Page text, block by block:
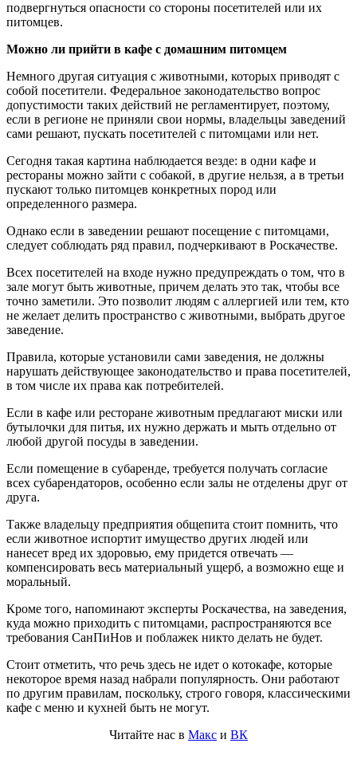
подвергнуться опасности со стороны посетителей или их
питомцев.
Можно ли прийти в кафе с домашним питомцем
Немного другая ситуация с животными, которых приводят с
собой посетители. Федеральное законодательство вопрос
допустимости таких действий не регламентирует, поэтому,
если в регионе не приняли свои нормы, владельцы заведений
сами решают, пускать посетителей с питомцами или нет.
Сегодня такая картина наблюдается везде: в одни кафе и
рестораны можно зайти с собакой, в другие нельзя, а в третьи
пускают только питомцев конкретных пород или
определенного размера.
Однако если в заведении решают посещение с питомцами,
следует соблюдать ряд правил, подчеркивают в Роскачестве.
Всех посетителей на входе нужно предупреждать о том, что в
зале могут быть животные, причем делать это так, чтобы все
точно заметили. Это позволит людям с аллергией или тем, кто
не желает делить пространство с животными, выбрать другое
заведение.
Правила, которые установили сами заведения, не должны
нарушать действующее законодательство и права посетителей,
в том числе их права как потребителей.
Если в кафе или ресторане животным предлагают миски или
бутылочки для питья, их нужно держать и мыть отдельно от
любой другой посуды в заведении.
Если помещение в субаренде, требуется получать согласие
всех субарендаторов, особенно если залы не отделены друг от
друга.
Также владельцу предприятия общепита стоит помнить, что
если животное испортит имущество других людей или
нанесет вред их здоровью, ему придется отвечать —
компенсировать весь материальный ущерб, а возможно еще и
моральный.
Кроме того, напоминают эксперты Роскачества, на заведения,
куда можно приходить с питомцами, распространяются все
требования СанПиНов и поблажек никто делать не будет.
Стоит отметить, что речь здесь не идет о котокафе, которые
некоторое время назад набрали популярность. Они работают
по другим правилам, поскольку, строго говоря, классическими
кафе с меню и кухней быть не могут.
Читайте нас в Макс и ВК